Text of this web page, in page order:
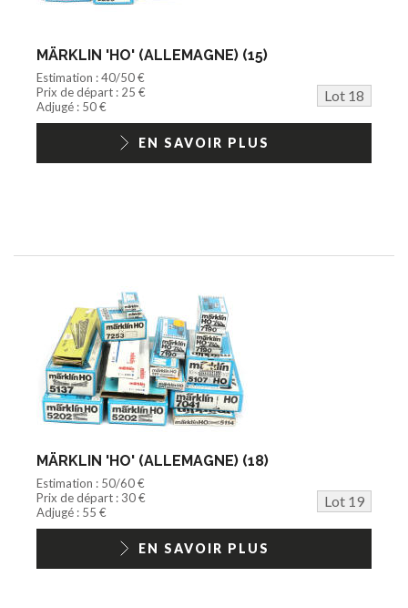
MÄRKLIN 'HO' (ALLEMAGNE) (15)
Estimation : 40/50 €
Prix de départ : 25 €
Lot 18
Adjugé : 50 €
EN SAVOIR PLUS
MÄRKLIN 'HO' (ALLEMAGNE) (18)
Estimation : 50/60 €
Prix de départ : 30 €
Lot 19
Adjugé : 55 €
EN SAVOIR PLUS